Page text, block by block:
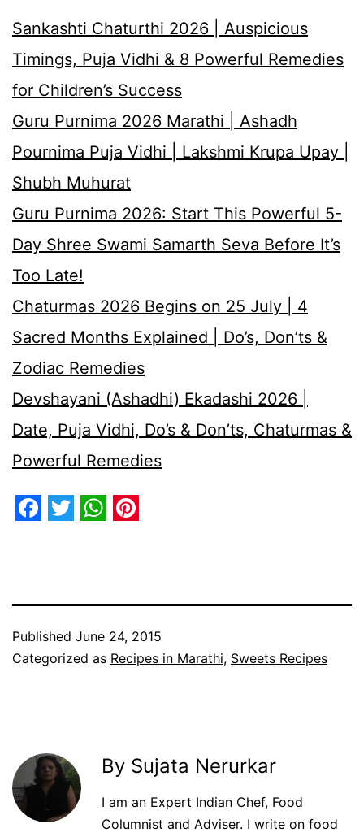
Sankashti Chaturthi 2026 | Auspicious
Timings, Puja Vidhi & 8 Powerful Remedies
for Children’s Success
Guru Purnima 2026 Marathi | Ashadh
Pournima Puja Vidhi | Lakshmi Krupa Upay |
Shubh Muhurat
Guru Purnima 2026: Start This Powerful 5-
Day Shree Swami Samarth Seva Before It’s
Too Late!
Chaturmas 2026 Begins on 25 July | 4
Sacred Months Explained | Do’s, Don’ts &
Zodiac Remedies
Devshayani (Ashadhi) Ekadashi 2026 |
Date, Puja Vidhi, Do’s & Don’ts, Chaturmas &
Powerful Remedies
Published June 24, 2015
Categorized as Recipes in Marathi, Sweets Recipes
By Sujata Nerurkar
I am an Expert Indian Chef, Food
Columnist and Adviser. I write on food